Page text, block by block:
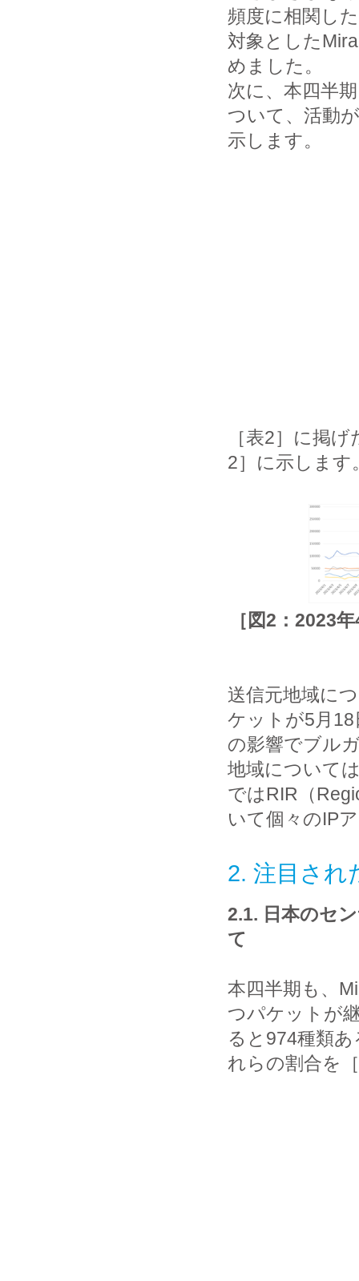
頻度に相関し
対象とした
めました。
次に、本四半
ついて、活動
示します。
［表2］に掲
2］に示します
［図2：2023
送信元地域に
ケットが5月
の影響でブル
地域について
ではRIR（
いて個々のIP
2. 注目され
2.1. 日本のセ
て
本四半期も、
つパケットが
ると974種類
れらの割合を